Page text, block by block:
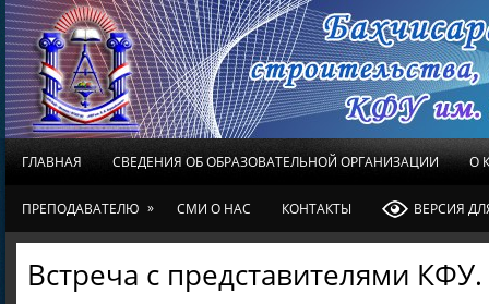
ГЛАВНАЯ СВЕДЕНИЯ ОБ ОБРАЗОВАТЕЛЬНОЙ ОРГАНИЗАЦИИ О
ПРЕПОДАВАТЕЛЮ » СМИ О НАС КОНТАКТЫ ВЕРСИЯ
Встреча с представителями КФУ.